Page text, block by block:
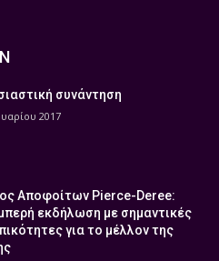
συνάντηση
2017
Αποφοίτων Pierce-Deree:
εκδήλωση με σημαντικές
για το μέλλον της